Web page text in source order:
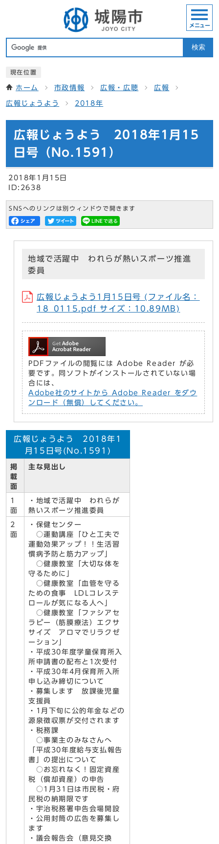
検索
メニュー
現在位置
ホーム 市政情報 広報・広聴 広報
広報じょうよう 2018年
広報じょうよう 2018年1月15
日号（No.1591）
2018年1月15日
ID:2638
SNSへのリンクは別ウィンドウで開きます
地域で活躍中 われらが熱いスポーツ推進
委員
広報じょうよう1月15日号 (ファイル名：
18_0115.pdf サイズ：10.89MB)
PDFファイルの閲覧には Adobe Reader が必
要です。同ソフトがインストールされていない場
合には、
Adobe社のサイトから Adobe Reader をダウ
ンロード（無償）してください。
広報じょうよう 2018年1
月15日号(No.1591)
掲
載
面
主な見出し
1
面
・地域で活躍中 われらが
熱いスポーツ推進委員
2
面
・保健センター
○運動講座「ひと工夫で
運動効果アップ！！生活習
慣病予防と筋力アップ」
○健康教室「大切な体を
守るために」
○健康教室「血管を守る
ための食事 LDLコレステ
ロールが気になる人へ」
○健康教室「ファシアセ
ラピー（筋膜療法）エクサ
サイズ アロマでリラクゼ
ーション」
・平成30年度学童保育所入
所申請書の配布と1次受付
・平成30年4月保育所入所
申し込み締切について
・募集します 放課後児童
支援員
・1月下旬に公的年金などの
源泉徴収票が交付されます
・税務課
○事業主のみなさんへ
「平成30年度給与支払報告
書」の提出について
○お忘れなく！固定資産
税（償却資産）の申告
○1月31日は市民税・府
民税の納期限です
・宇治税務署申告会場開設
・公用封筒の広告を募集し
ます
・議会報告会（意見交換